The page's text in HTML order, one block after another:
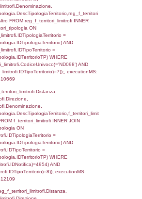
=
)
= 4954 ) AND
= 1)
0.055050849914551
SELECT f_territori_limitrofi.Distanza,
INNER JOIN
=